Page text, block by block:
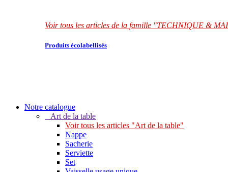
Voir tous les articles de la famille "TECHNIQUE &
Produits écolabellisés
Notre catalogue
Art de la table
Voir tous les articles "Art de la table"
Nappe
Sacherie
Serviette
Set